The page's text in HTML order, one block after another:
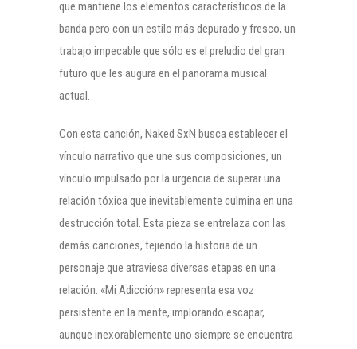
que mantiene los elementos característicos de la
banda pero con un estilo más depurado y fresco, un
trabajo impecable que sólo es el preludio del gran
futuro que les augura en el panorama musical
actual.
Con esta canción, Naked SxN busca establecer el
vínculo narrativo que une sus composiciones, un
vínculo impulsado por la urgencia de superar una
relación tóxica que inevitablemente culmina en una
destrucción total. Esta pieza se entrelaza con las
demás canciones, tejiendo la historia de un
personaje que atraviesa diversas etapas en una
relación. «Mi Adicción» representa esa voz
persistente en la mente, implorando escapar,
aunque inexorablemente uno siempre se encuentra